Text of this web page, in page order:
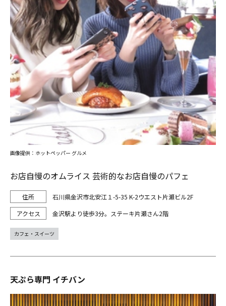
お店自慢のオムライス 芸術的なお店自慢のパフェ
石川県金沢市北安江１-5-35 K-2ウエスト片瀬ビル2F
金沢駅より徒歩3分。ステーキ片瀬さん2階
画像提供：ホットペッパー グルメ
カフェ・スイーツ
天ぷら専門 イチバン